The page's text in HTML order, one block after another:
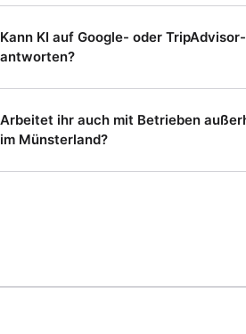
Kann KI auf Google- oder
antworten?
Arbeitet ihr auch mit Betrieben
im Münsterland?